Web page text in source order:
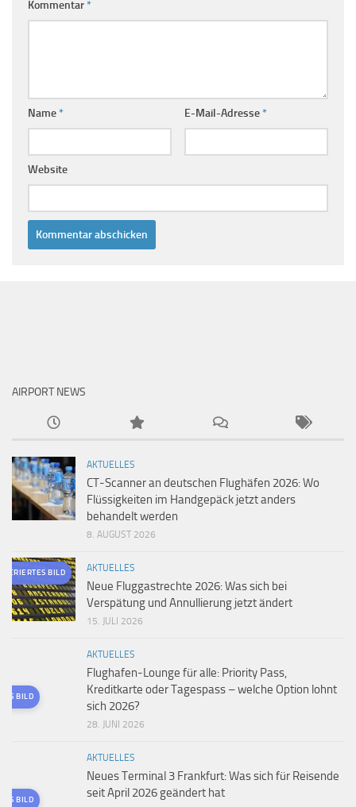
Kommentar*
Name* E-Mail-Adresse*
Website
AIRPORT NEWS
AKTUELLES
CT-Scanner an deutschen Flughäfen 2026: Wo
Flüssigkeiten im Handgepäck jetzt anders
behandelt werden
8. AUGUST 2026
BILD AKTUELLES
Neue Fluggastrechte 2026: Was sich bei
Verspätung und Annullierung jetzt ändert
15. JULI 2026
BILD
AKTUELLES
Flughafen-Lounge für alle: Priority Pass,
Kreditkarte oder Tagespass – welche Option lohnt
sich 2026?
28. JUNI 2026
BILD
AKTUELLES
Neues Terminal 3 Frankfurt: Was sich für Reisende
seit April 2026 geändert hat